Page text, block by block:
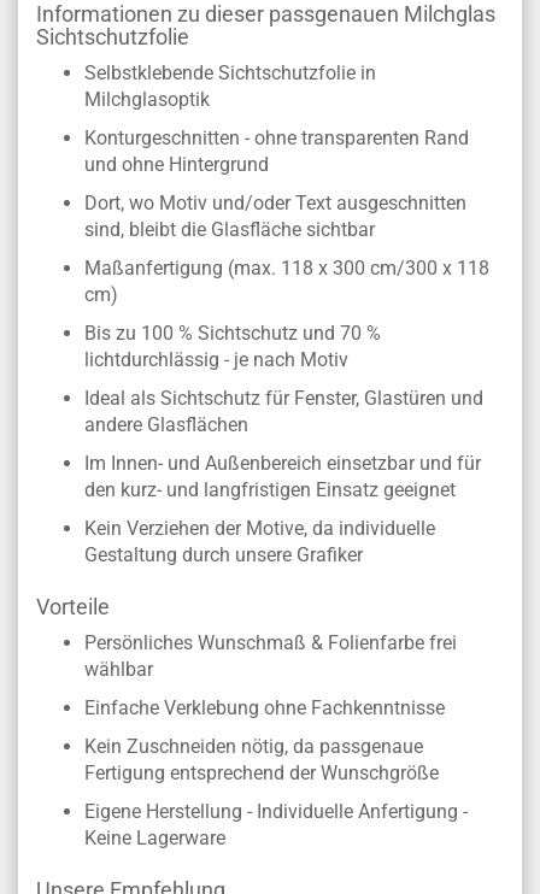
Informationen zu dieser passgenauen Milchglas
Sichtschutzfolie
Selbstklebende Sichtschutzfolie in
Milchglasoptik
Konturgeschnitten - ohne transparenten Rand
und ohne Hintergrund
Dort, wo Motiv und/oder Text ausgeschnitten
sind, bleibt die Glasfläche sichtbar
Maßanfertigung (max. 118 x 300 cm/300 x 118
cm)
Bis zu 100 % Sichtschutz und 70 %
lichtdurchlässig - je nach Motiv
Ideal als Sichtschutz für Fenster, Glastüren und
andere Glasflächen
Im Innen- und Außenbereich einsetzbar und für
den kurz- und langfristigen Einsatz geeignet
Kein Verziehen der Motive, da individuelle
Gestaltung durch unsere Grafiker
Vorteile
Persönliches Wunschmaß & Folienfarbe frei
wählbar
Einfache Verklebung ohne Fachkenntnisse
Kein Zuschneiden nötig, da passgenaue
Fertigung entsprechend der Wunschgröße
Eigene Herstellung - Individuelle Anfertigung -
Keine Lagerware